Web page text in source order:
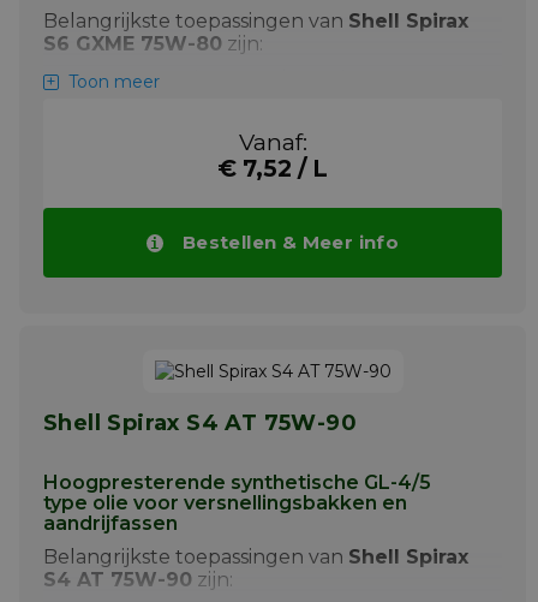
Belangrijkste toepassingen van Shell Spirax
S6 GXME 75W-80 zijn:
+ Automotieve overbrengingen
waaronder die met ingebouwde
'retarders' waar de minerale of
synthetische transmissie-oliën zijn
vereist.
Shell Spirax S6 GXME 75W-80 is een unieke
toekomstige heavy duty versnellingsbakken
volledig synthetische basisolie plus een
garandeert een verbeterde smering en een
langere levensduur van uw apparatuur.
Meer info
Toon meer
Vanaf:
€ 7,52 / L
Bestellen & Meer info
Shell Spirax S4 AT 75W-90
Hoogpresterende synthetische GL-4/5
type olie voor versnellingsbakken en
aandrijfassen
Belangrijkste toepassingen van Shell Spirax
S4 AT 75W-90 zijn: